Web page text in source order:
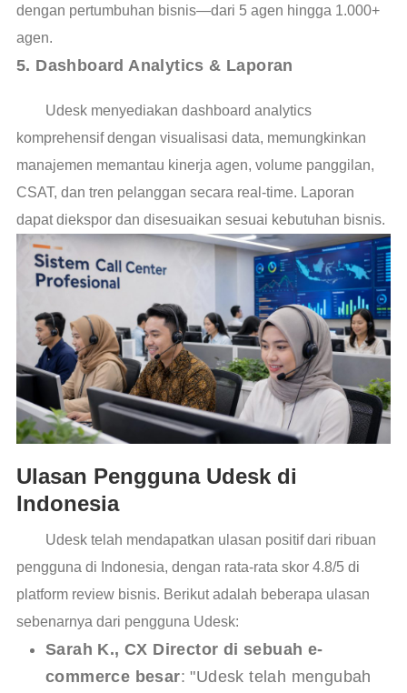
dengan pertumbuhan bisnis—dari 5 agen hingga 1.000+
agen.
5. Dashboard Analytics & Laporan
Udesk menyediakan dashboard analytics
komprehensif dengan visualisasi data, memungkinkan
manajemen memantau kinerja agen, volume panggilan,
CSAT, dan tren pelanggan secara real-time. Laporan
dapat diekspor dan disesuaikan sesuai kebutuhan bisnis.
Ulasan Pengguna Udesk di
Indonesia
Udesk telah mendapatkan ulasan positif dari ribuan
pengguna di Indonesia, dengan rata-rata skor 4.8/5 di
platform review bisnis. Berikut adalah beberapa ulasan
sebenarnya dari pengguna Udesk:
Sarah K., CX Director di sebuah e-
commerce besar: "Udesk telah mengubah